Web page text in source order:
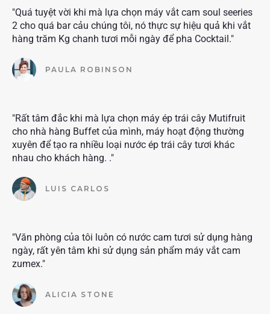
"Quá tuyệt vời khi mà lựa chọn máy vắt cam soul seeries
2 cho quá bar cảu chúng tôi, nó thực sự hiệu quả khi vắt
hàng trăm Kg chanh tươi mỗi ngày để pha Cocktail."
PAULA ROBINSON
"Rất tâm đắc khi mà lựa chọn máy ép trái cây Mutifruit
cho nhà hàng Buffet của mình, máy hoạt động thường
xuyên để tạo ra nhiều loại nước ép trái cây tươi khác
nhau cho khách hàng. ."
LUIS CARLOS
"Văn phòng của tôi luôn có nước cam tươi sử dụng hàng
ngày, rất yên tâm khi sử dụng sản phẩm máy vắt cam
zumex."
ALICIA STONE